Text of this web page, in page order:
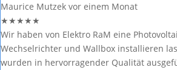
Maurice Mutzek vor einem Monat
★★★★★
Wir haben von Elektro RaM eine
Wechselrichter und Wallbox installieren
wurden in hervorragender Qualität